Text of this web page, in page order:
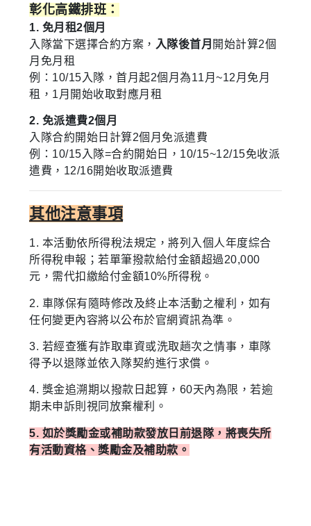
彰化高鐵排班：
1. 免月租2個月
入隊當下選擇合約方案， 入隊後首月 開始計算2個
月免月租
例：10/15入隊，首月起2個月為11月~12月免月
租，1月開始收取對應月租
2. 免派遣費2個月
入隊合約開始日計算2個月免派遣費
例：10/15入隊=合約開始日，10/15~12/15免收派
遣費，12/16開始收取派遣費
其他注意事項
1. 本活動依所得稅法規定，將列入個人年度綜合
所得稅申報；若單筆撥款給付金額超過20,000
元，需代扣繳給付金額10%所得稅。
2. 車隊保有隨時修改及終止本活動之權利，如有
任何變更內容將以公布於官網資訊為準。
3. 若經查獲有詐取車資或洗取趟次之情事，車隊
得予以退隊並依入隊契約進行求償。
4. 獎金追溯期以撥款日起算，60天內為限，若逾
期未申訴則視同放棄權利。
5. 如於獎勵金或補助款發放日前退隊，將喪失所
有活動資格、獎勵金及補助款。